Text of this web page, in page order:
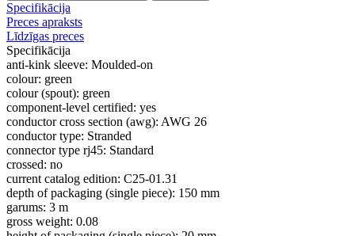
Specifikācija
Preces apraksts
Līdzīgas preces
Specifikācija
anti-kink sleeve: Moulded-on
colour: green
colour (spout): green
component-level certified: yes
conductor cross section (awg): AWG 26
conductor type: Stranded
connector type rj45: Standard
crossed: no
current catalog edition: C25-01.31
depth of packaging (single piece): 150 mm
garums: 3 m
gross weight: 0.08